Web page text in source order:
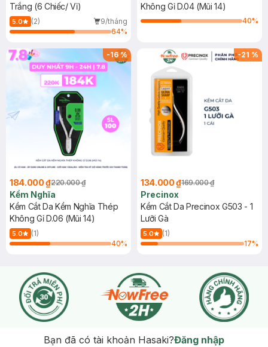
Trắng (6 Chiếc/ Vỉ)
5.0 (2)
9/tháng
64%
Không Gỉ D.04 (Mũi 14)
40%
-16%
184.000 ₫220.000 ₫
Kềm Nghĩa
Kềm Cắt Da Kềm Nghĩa Thép
Không Gỉ D.06 (Mũi 14)
5.0
(1)
40%
-21 %
134.000 ₫169.000 ₫
Precinox
Kềm Cắt Da Precinox G503 - 1
Lưỡi Gà
5.0
(1)
17%
Bạn đã có tài khoản Hasaki?Đăng nhập